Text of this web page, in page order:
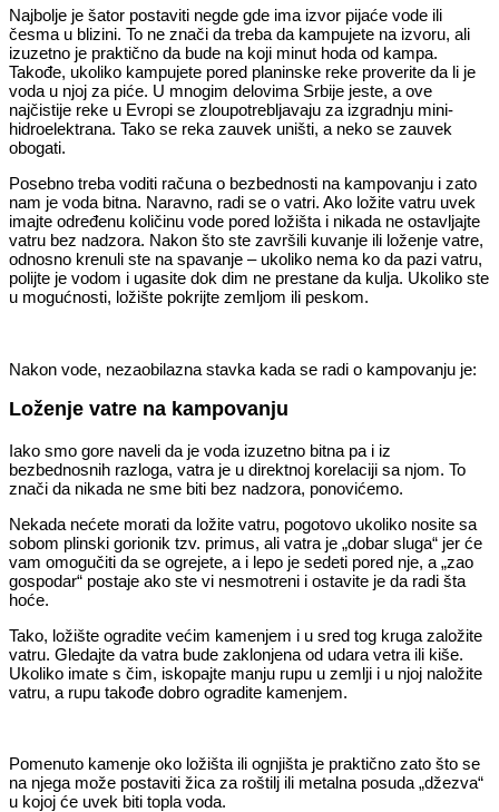
Najbolje je šator postaviti negde gde ima izvor pijaće vode ili
česma u blizini. To ne znači da treba da kampujete na izvoru, ali
izuzetno je praktično da bude na koji minut hoda od kampa.
Takođe, ukoliko kampujete pored planinske reke proverite da li je
voda u njoj za piće. U mnogim delovima Srbije jeste, a ove
najčistije reke u Evropi se zloupotrebljavaju za izgradnju mini-
hidroelektrana. Tako se reka zauvek uništi, a neko se zauvek
obogati.
Posebno treba voditi računa o bezbednosti na kampovanju i zato
nam je voda bitna. Naravno, radi se o vatri. Ako ložite vatru uvek
imajte određenu količinu vode pored ložišta i nikada ne ostavljajte
vatru bez nadzora. Nakon što ste završili kuvanje ili loženje vatre,
odnosno krenuli ste na spavanje – ukoliko nema ko da pazi vatru,
polijte je vodom i ugasite dok dim ne prestane da kulja. Ukoliko ste
u mogućnosti, ložište pokrijte zemljom ili peskom.
Nakon vode, nezaobilazna stavka kada se radi o kampovanju je:
Loženje vatre na kampovanju
Iako smo gore naveli da je voda izuzetno bitna pa i iz
bezbednosnih razloga, vatra je u direktnoj korelaciji sa njom. To
znači da nikada ne sme biti bez nadzora, ponovićemo.
Nekada nećete morati da ložite vatru, pogotovo ukoliko nosite sa
sobom plinski gorionik tzv. primus, ali vatra je „dobar sluga“ jer će
vam omogučiti da se ogrejete, a i lepo je sedeti pored nje, a „zao
gospodar“ postaje ako ste vi nesmotreni i ostavite je da radi šta
hoće.
Tako, ložište ogradite većim kamenjem i u sred tog kruga založite
vatru. Gledajte da vatra bude zaklonjena od udara vetra ili kiše.
Ukoliko imate s čim, iskopajte manju rupu u zemlji i u njoj naložite
vatru, a rupu takođe dobro ogradite kamenjem.
Pomenuto kamenje oko ložišta ili ognjišta je praktično zato što se
na njega može postaviti žica za roštilj ili metalna posuda „džezva“
u kojoj će uvek biti topla voda.